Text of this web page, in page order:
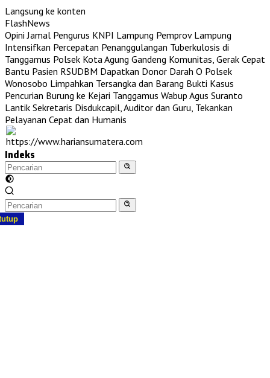
Langsung ke konten
FlashNews
Opini Jamal Pengurus KNPI Lampung Pemprov Lampung
Intensifkan Percepatan Penanggulangan Tuberkulosis di
Tanggamus Polsek Kota Agung Gandeng Komunitas, Gerak Cepat
Bantu Pasien RSUDBM Dapatkan Donor Darah O Polsek
Wonosobo Limpahkan Tersangka dan Barang Bukti Kasus
Pencurian Burung ke Kejari Tanggamus Wabup Agus Suranto
Lantik Sekretaris Disdukcapil, Auditor dan Guru, Tekankan
Pelayanan Cepat dan Humanis
Indeks